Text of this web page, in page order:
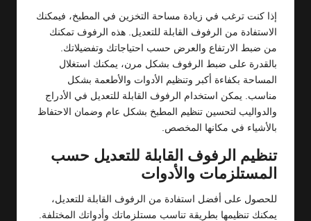
إذا كنت ترغب في زيادة مساحة التخزين في المطبخ، فيمكنك
الاستفادة من الرفوف القابلة للتعديل. هذه الرفوف تمكنك
من ضبط الارتفاع والعرض حسب احتياجاتك وتفضيلاتك.
بالقدرة على ضبط الرفوف بشكل مرن، يمكنك استغلال
المساحة بكفاءة أكبر وتنظيم الأدوات والأطعمة بشكل
مناسب. يمكن استخدام الرفوف القابلة للتعديل في الأدراج
والدواليب لتحسين تنظيم المطبخ بشكل عام وضمان الاحتفاظ
بالأشياء في مكانها المخصص.
تنظيم الرفوف القابلة للتعديل حسب
المستلزمات والأدوات
للحصول على أفضل استفادة من الرفوف القابلة للتعديل،
يمكنك تنظيمها بطريقة تناسب مستلزماتك وأدواتك المختلفة.